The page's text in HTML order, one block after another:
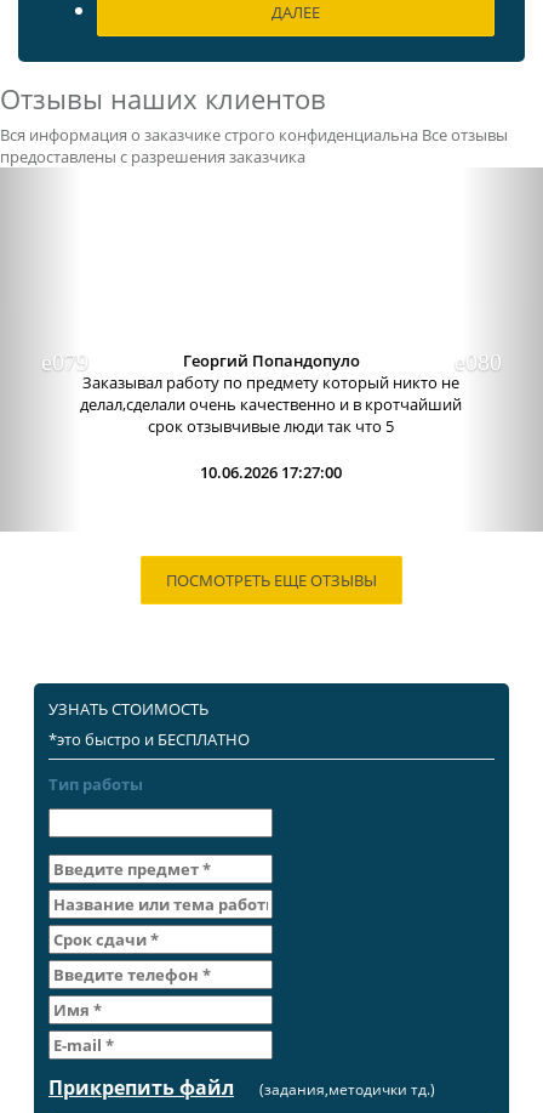
ДАЛЕЕ
Отзывы наших клиентов
Вся информация о заказчике строго конфиденциальна Все отзывы
предоставлены с разрешения заказчика
Отличный сервис, очень приятные
администраторы. Связь очень хорошо налажена,
поэтому можно узнавать новости о написании
работы. Сама...
09.06.2026 13:15:00
ПОСМОТРЕТЬ ЕЩЕ ОТЗЫВЫ
УЗНАТЬ СТОИМОСТЬ
*это быстро и БЕСПЛАТНО
Тип работы
Прикрепить файл (задания,методички тд.)